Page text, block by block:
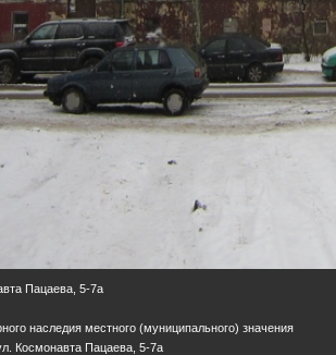
Пацаева, 5-7а
наследия местного (муниципального) значения
Космонавта Пацаева, 5-7а